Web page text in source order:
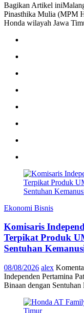
Bagikan Artikel
Pinasthika Mulia (MPM
Honda wilayah Jawa
Ekonomi Bisnis
Komisaris
Terpikat Produk
Sentuhan
08/08/2026 alex
Independen Pertamina
Binaan dengan